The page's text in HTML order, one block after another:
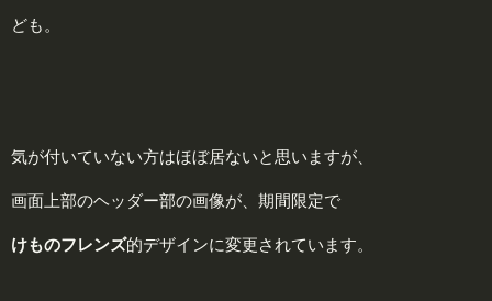
ども。
気が付いていない方はほぼ居ないと思いますが、
画面上部のヘッダー部の画像が、期間限定で
けものフレンズ的デザインに変更されています。